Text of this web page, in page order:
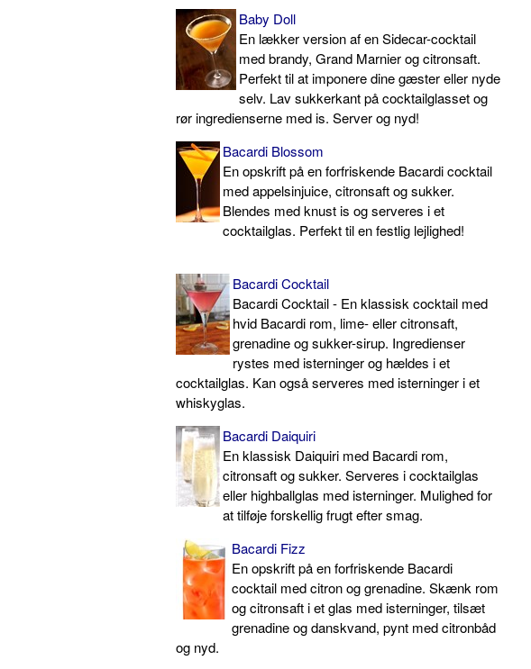
Baby Doll
En lækker version af en Sidecar-cocktail
med brandy, Grand Marnier og citronsaft.
Perfekt til at imponere dine gæster eller nyde
selv. Lav sukkerkant på cocktailglasset og
rør ingredienserne med is. Server og nyd!
Bacardi Blossom
En opskrift på en forfriskende Bacardi cocktail
med appelsinjuice, citronsaft og sukker.
Blendes med knust is og serveres i et
cocktailglas. Perfekt til en festlig lejlighed!
Bacardi Cocktail
Bacardi Cocktail - En klassisk cocktail med
hvid Bacardi rom, lime- eller citronsaft,
grenadine og sukker-sirup. Ingredienser
rystes med isterninger og hældes i et
cocktailglas. Kan også serveres med isterninger i et
whiskyglas.
Bacardi Daiquiri
En klassisk Daiquiri med Bacardi rom,
citronsaft og sukker. Serveres i cocktailglas
eller highballglas med isterninger. Mulighed for
at tilføje forskellig frugt efter smag.
Bacardi Fizz
En opskrift på en forfriskende Bacardi
cocktail med citron og grenadine. Skænk rom
og citronsaft i et glas med isterninger, tilsæt
grenadine og danskvand, pynt med citronbåd
og nyd.